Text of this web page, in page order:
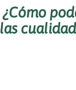
¿Cómo
las